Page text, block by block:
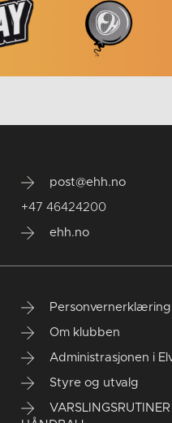
post@ehh.no
+47 46424200
ehh.no
Personvernerklæring
Om klubben
Administrasjonen i
Styre og utvalg